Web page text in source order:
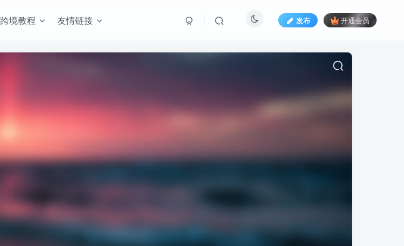
跨境教程 友情链接 发布 开通会员